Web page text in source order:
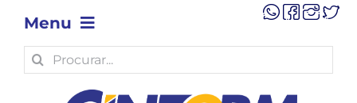
content
Menu
OPINIÃO
Search
for: